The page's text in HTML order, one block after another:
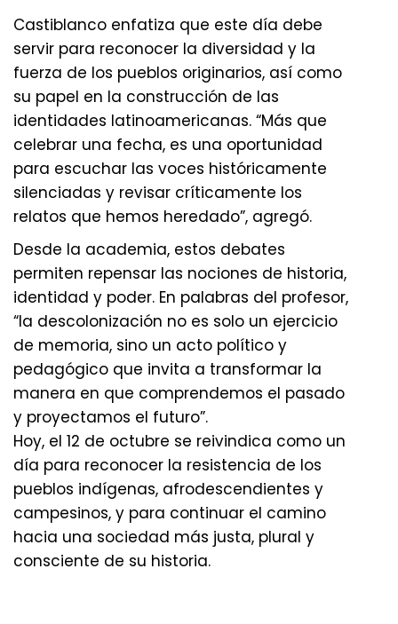
Castiblanco enfatiza que este día debe
servir para reconocer la diversidad y la
fuerza de los pueblos originarios, así como
su papel en la construcción de las
identidades latinoamericanas. “Más que
celebrar una fecha, es una oportunidad
para escuchar las voces históricamente
silenciadas y revisar críticamente los
relatos que hemos heredado”, agregó.
Desde la academia, estos debates
permiten repensar las nociones de historia,
identidad y poder. En palabras del profesor,
“la descolonización no es solo un ejercicio
de memoria, sino un acto político y
pedagógico que invita a transformar la
manera en que comprendemos el pasado
y proyectamos el futuro”.
Hoy, el 12 de octubre se reivindica como un
día para reconocer la resistencia de los
pueblos indígenas, afrodescendientes y
campesinos, y para continuar el camino
hacia una sociedad más justa, plural y
consciente de su historia.